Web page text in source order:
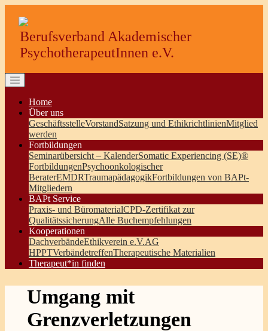
Berufsverband Akademischer
PsychotherapeutInnen e.V.
Home
Über uns
GeschäftsstelleVorstandSatzung und EthikrichtlinienMitglied
werden
Fortbildungen
Seminarübersicht – KalenderSomatic Experiencing (SE)®
FortbildungenPsychoonkologischer
BeraterEMDRTraumapädagogikFortbildungen von BAPt-
Mitgliedern
BAPt Service
Praxis- und BüromaterialCPD-Zertifikat zur
QualitätssicherungAlle Buchempfehlungen
Kooperationen
DachverbändeEthikverein e.V.AG
HPPTVerbändetreffenTherapeutische Materialien
Therapeut*in finden
Umgang mit
Grenzverletzungen